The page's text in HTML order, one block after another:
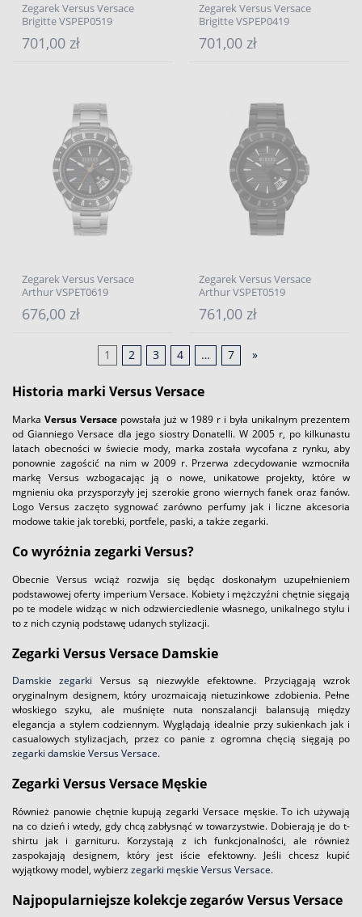
Zegarek Versus Versace
Brigitte VSPEP0519
701,00 zł
Zegarek Versus Versace
Brigitte VSPEP0419
701,00 zł
Zegarek Versus Versace
Arthur VSPET0619
676,00 zł
Zegarek Versus Versace
Arthur VSPET0519
761,00 zł
1 2 3 4 … 7 »
Historia marki Versus Versace
Marka Versus Versace powstała już w 1989 r i była unikalnym prezentem
od Gianniego Versace dla jego siostry Donatelli. W 2005 r, po kilkunastu
latach obecności w świecie mody, marka została wycofana z rynku, aby
ponownie zagościć na nim w 2009 r. Przerwa zdecydowanie wzmocniła
markę Versus wzbogacając ją o nowe, unikatowe projekty, które w
mgnieniu oka przysporzyły jej szerokie grono wiernych fanek oraz fanów.
Logo Versus zaczęto sygnować zarówno perfumy jak i liczne akcesoria
modowe takie jak torebki, portfele, paski, a także zegarki.
Co wyróżnia zegarki Versus?
Obecnie Versus wciąż rozwija się będąc doskonałym uzupełnieniem
podstawowej oferty imperium Versace. Kobiety i mężczyźni chętnie sięgają
po te modele widząc w nich odzwierciedlenie własnego, unikalnego stylu i
to z nich czynią podstawę udanych stylizacji.
Zegarki Versus Versace Damskie
Damskie zegarki Versus są niezwykle efektowne. Przyciągają wzrok
oryginalnym designem, który urozmaicają nietuzinkowe zdobienia. Pełne
włoskiego szyku, ale muśnięte nuta nonszalancji balansują między
elegancja a stylem codziennym. Wyglądają idealnie przy sukienkach jak i
casualowych stylizacjach, przez co panie z ogromna chęcią sięgają po
zegarki damskie Versus Versace.
Zegarki Versus Versace Męskie
Również panowie chętnie kupują zegarki Versace męskie. To ich używają
na co dzień i wtedy, gdy chcą zabłysnąć w towarzystwie. Dobierają je do t-
shirtu jak i garnituru. Korzystają z ich funkcjonalności, ale również
zaspokajają designem, który jest iście efektowny. Jeśli chcesz kupić
wyjątkowy model, wybierzzegarki męskie Versus Versace.
Najpopularniejsze kolekcje zegarów Versus Versace